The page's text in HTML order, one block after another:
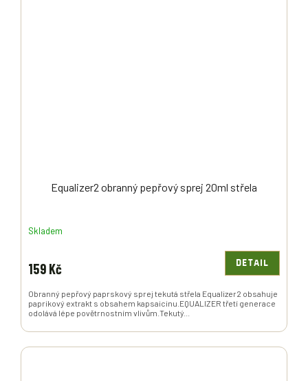
Equalizer2 obranný pepřový sprej 20ml střela
Skladem
159 Kč DETAIL
Obranný pepřový paprskový sprej tekutá střela Equalizer2 obsahuje
paprikový extrakt s obsahem kapsaicinu.EQUALIZER třetí generace
odolává lépe povětrnostním vlivům.Tekutý...